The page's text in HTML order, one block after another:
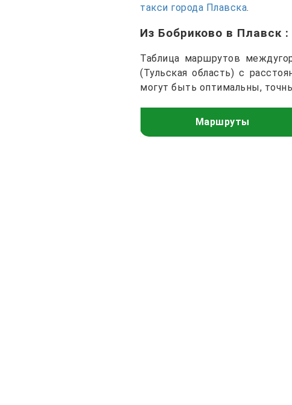
такси города Плавска.
Из Бобриково в Плавск :
Таблица маршрутов
(Тульская область) с
могут быть оптимальны,
Маршруты